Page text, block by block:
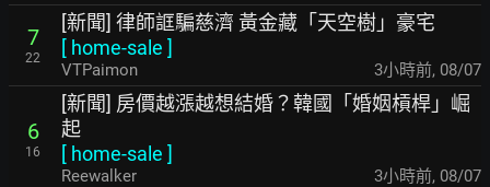
7
22
[新聞] 律師誆騙慈濟 黃金藏「天空樹」豪宅
[ home-sale ]
VTPaimon 3小時前, 08/07
6
16
[新聞] 房價越漲越想結婚？韓國「婚姻槓桿」崛
起
[ home-sale ]
Reewalker 3小時前, 08/07